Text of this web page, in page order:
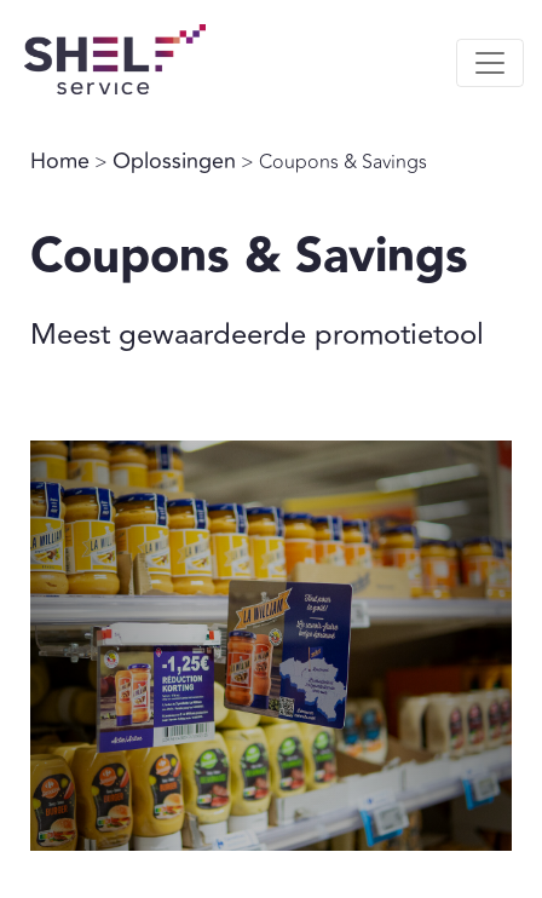
Home > Oplossingen > Coupons & Savings
Coupons & Savings
Meest gewaardeerde promotietool